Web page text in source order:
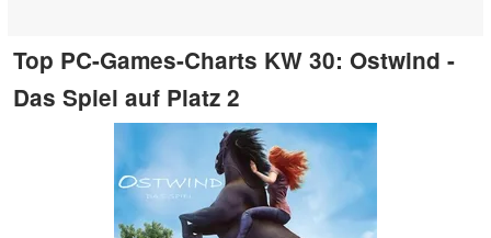
Top PC-Games-Charts KW 30: Ostwind -
Das Spiel auf Platz 2